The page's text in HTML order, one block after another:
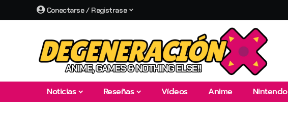
Conectarse / Registrase
Noticias Reseñas Vídeos Anime Nintendo